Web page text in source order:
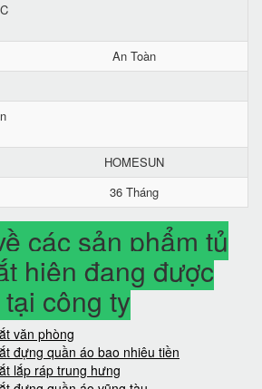
An Toàn
HOMESUN
36 Tháng
các sản phẩm tủ
hiện đang được
công ty
văn phòng
đựng quần áo bao nhiêu tiền
lắp ráp trung hưng